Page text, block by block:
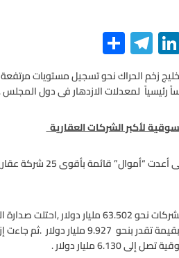
Li
n
ke
dI
n
Te
le
gr
m
S
h
ar
e
زخم الحراك نحو تسجيل مستويات
رئيسياً لمعدلات الازدهار فى دول المجلس
مليار دولار .